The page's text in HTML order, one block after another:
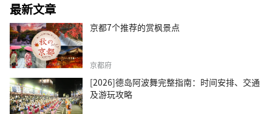
最新文章
京都7个推荐的赏枫景点
京都府
[2026]德岛阿波舞完整指南：时间安排、交通
及游玩攻略